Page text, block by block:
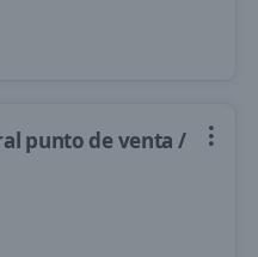
punto de venta /